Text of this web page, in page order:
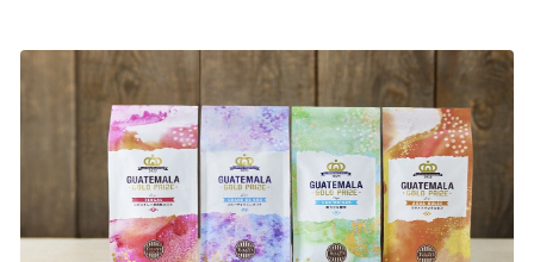
お月様をモチーフにした
まんまるベアフルも皆様のご来店をお待ちしていま ···